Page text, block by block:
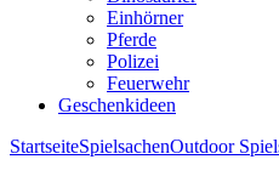
Einhörner
Pferde
Polizei
Feuerwehr
Geschenkideen
StartseiteSpielsachenOutdoor